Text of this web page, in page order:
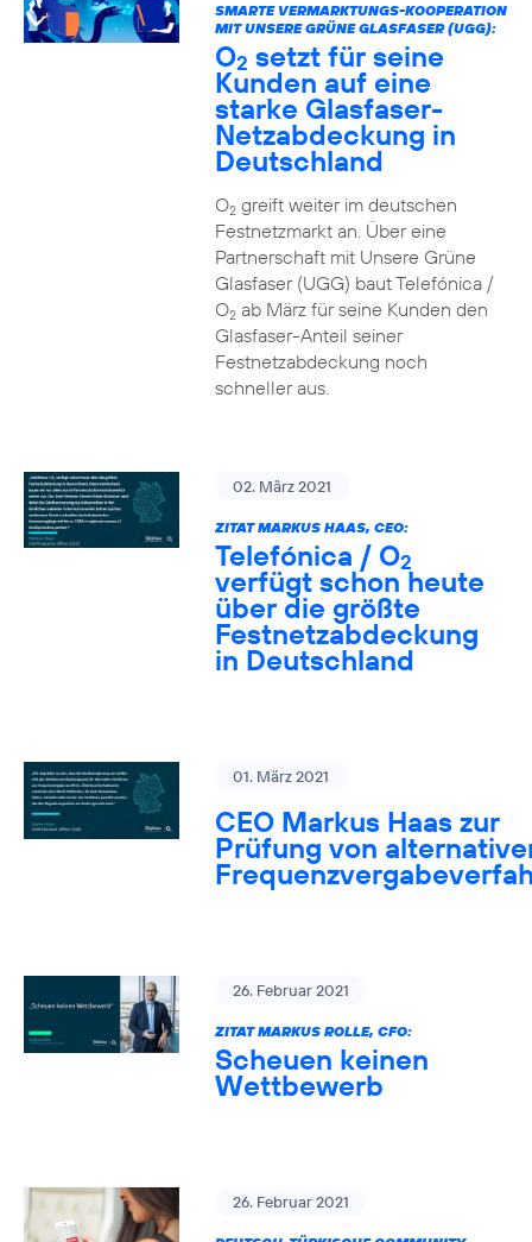
SMARTE VERMARKTUNGS-KOOPERATION
MIT UNSERE GRÜNE GLASFASER (UGG):
O2 setzt für seine
Kunden auf eine
starke Glasfaser-
Netzabdeckung in
Deutschland
O2greift weiter im deutschen
Festnetzmarkt an. Über eine
Partnerschaft mit Unsere Grüne
Glasfaser (UGG) baut Telefónica /
O2ab März für seine Kunden den
Glasfaser-Anteil seiner
Festnetzabdeckung noch
schneller aus.
02. März 2021
ZITAT MARKUS HAAS, CEO:
Telefónica / O2
verfügt schon heute
über die größte
Festnetzabdeckung
in Deutschland
01. März 2021
CEO Markus Haas zur
Prüfung von
26. Februar 2021
ZITAT MARKUS ROLLE, CFO:
Scheuen keinen
Wettbewerb
26. Februar 2021